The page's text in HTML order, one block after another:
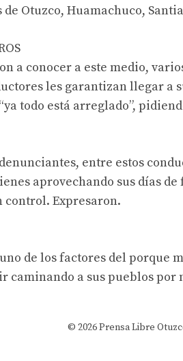
Otuzco, Huamachuco,
a conocer a este medio,
les garantizan llegar
todo está arreglado”,
entre estos
aprovechando sus días
control. Expresaron.
de los factores del porque
caminando a sus pueblos por
© 2026 Prensa Libre